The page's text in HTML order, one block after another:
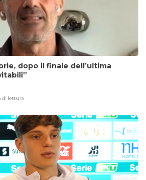
dopo il finale dell’ultima
di lettura